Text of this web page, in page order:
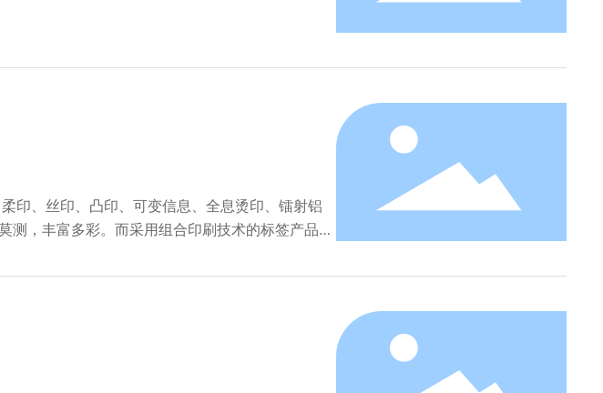
印、丝印、凸印、可变信息、全息烫印、镭射铝
，丰富多彩。而采用组合印刷技术的标签产品也